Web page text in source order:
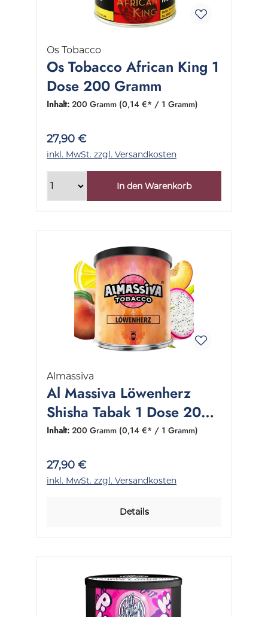
Os Tobacco
Os Tobacco African King 1
Dose 200 Gramm
Inhalt: 200 Gramm (0,14 €* / 1 Gramm)
27,90 €
inkl. MwSt. zzgl. Versandkosten
In den Warenkorb
Almassiva
Al Massiva Löwenherz
Shisha Tabak 1 Dose 200
Gramm
Inhalt: 200 Gramm (0,14 €* / 1 Gramm)
27,90 €
inkl. MwSt. zzgl. Versandkosten
Details